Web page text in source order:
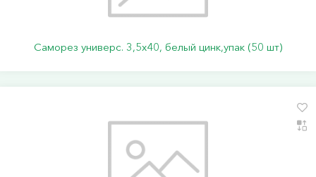
Саморез универс. 3,5х40, белый цинк,упак (50 шт)